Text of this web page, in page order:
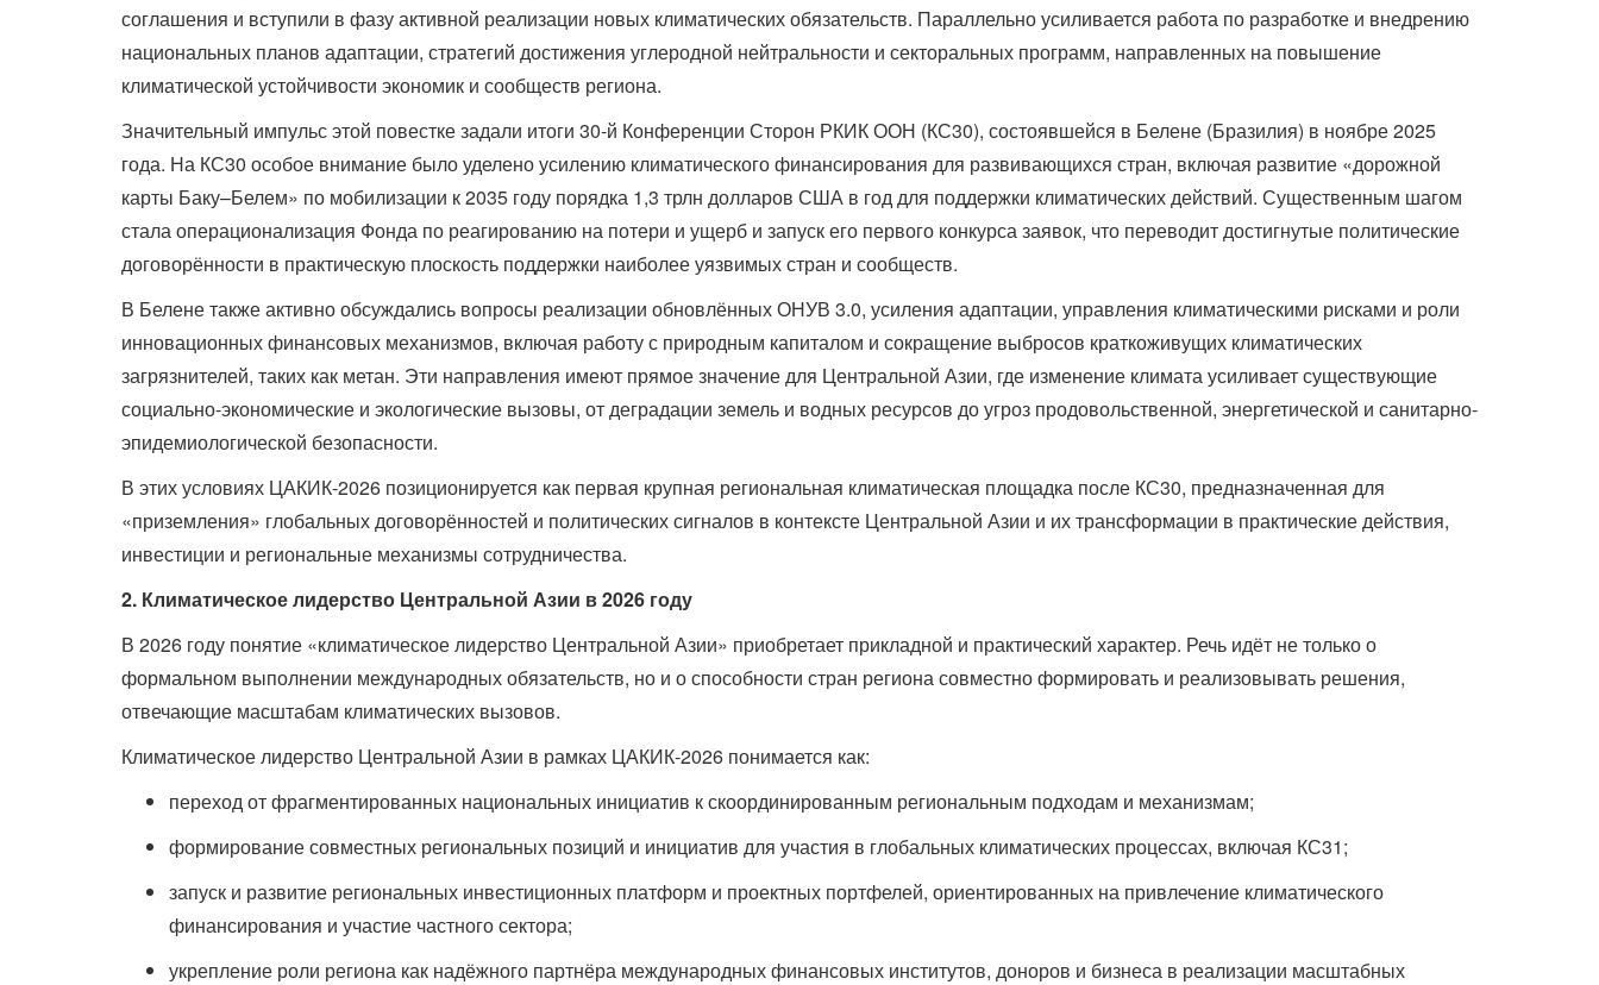
соглашения и вступили в фазу активной реализации новых климатических обязательств. Параллельно усиливается работа по разработке и внедрению
национальных планов адаптации, стратегий достижения углеродной нейтральности и секторальных программ, направленных на повышение
климатической устойчивости экономик и сообществ региона.
Значительный импульс этой повестке задали итоги 30-й Конференции Сторон РКИК ООН (КС30), состоявшейся в Белене (Бразилия) в ноябре 2025
года. На КС30 особое внимание было уделено усилению климатического финансирования для развивающихся стран, включая развитие «дорожной
карты Баку–Белем» по мобилизации к 2035 году порядка 1,3 трлн долларов США в год для поддержки климатических действий. Существенным шагом
стала операционализация Фонда по реагированию на потери и ущерб и запуск его первого конкурса заявок, что переводит достигнутые политические
договорённости в практическую плоскость поддержки наиболее уязвимых стран и сообществ.
В Белене также активно обсуждались вопросы реализации обновлённых ОНУВ 3.0, усиления адаптации, управления климатическими рисками и роли
инновационных финансовых механизмов, включая работу с природным капиталом и сокращение выбросов краткоживущих климатических
загрязнителей, таких как метан. Эти направления имеют прямое значение для Центральной Азии, где изменение климата усиливает существующие
социально-экономические и экологические вызовы, от деградации земель и водных ресурсов до угроз продовольственной, энергетической и санитарно-
эпидемиологической безопасности.
В этих условиях ЦАКИК-2026 позиционируется как первая крупная региональная климатическая площадка после КС30, предназначенная для
«приземления» глобальных договорённостей и политических сигналов в контексте Центральной Азии и их трансформации в практические действия,
инвестиции и региональные механизмы сотрудничества.
2. Климатическое лидерство Центральной Азии в 2026 году
В 2026 году понятие «климатическое лидерство Центральной Азии» приобретает прикладной и практический характер. Речь идёт не только о
формальном выполнении международных обязательств, но и о способности стран региона совместно формировать и реализовывать решения,
отвечающие масштабам климатических вызовов.
Климатическое лидерство Центральной Азии в рамках ЦАКИК-2026 понимается как:
переход от фрагментированных национальных инициатив к скоординированным региональным подходам и механизмам;
формирование совместных региональных позиций и инициатив для участия в глобальных климатических процессах, включая КС31;
запуск и развитие региональных инвестиционных платформ и проектных портфелей, ориентированных на привлечение климатического
финансирования и участие частного сектора;
укрепление роли региона как надёжного партнёра международных финансовых институтов, доноров и бизнеса в реализации масштабных